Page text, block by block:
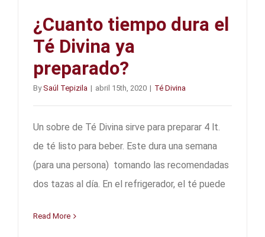
¿Cuanto tiempo dura el
Té Divina ya
preparado?
BySaúl Tepizila | abril 15th, 2020 | Té Divina
Un sobre de Té Divina sirve para preparar 4 lt.
de té listo para beber. Este dura una semana
(para una persona) tomando las recomendadas
dos tazas al día. En el refrigerador, el té puede
Read More